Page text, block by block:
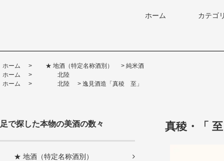
ホーム カテゴ
ホーム > ★ 地酒（特定名称酒別） > 純米酒
ホーム
>
北陸
ホーム
> 北陸 > 逸見酒造「真稜 至」
足で探した本物の美酒の数々
★ 地酒（特定名称酒別）
真稜・「